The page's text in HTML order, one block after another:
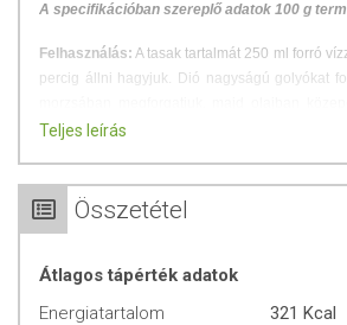
A specifikációban szereplő adatok 100 g
Felhasználás: A tasak tartalmát 250 ml forró
percig állni hagyjuk. Dió nagyságú golyókat
percig sütjük.
húsételekhez.
Teljes leírás
Összetétel
Átlagos tápérték adatok
Energiatartalom
321 Kcal